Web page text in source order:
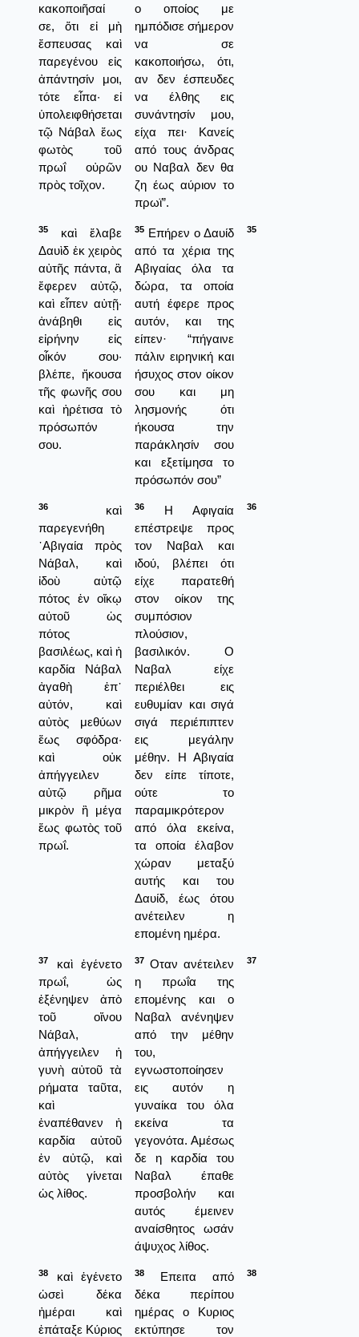
κακοποιῆσαί
σε, ὅτι εἰ μὴ
ἔσπευσας καὶ
παρεγένου εἰς
ἀπάντησίν μοι,
τότε εἶπα· εἰ
ὑπολειφθήσεται
τῷ Νάβαλ ἕως
φωτὸς τοῦ
πρωΐ οὐρῶν
πρὸς τοῖχον.
ο οποίος με
ημπόδισε σήμερον
να σε
κακοποιήσω, ότι,
αν δεν έσπευδες
να έλθης εις
συνάντησίν μου,
είχα πει· Κανείς
από τους άνδρας
ου Ναβαλ δεν θα
ζη έως αύριον το
πρωϊ”.
35
καὶ ἔλαβε
Δαυὶδ ἐκ χειρὸς
αὐτῆς πάντα, ἃ
ἔφερεν αὐτῷ,
καὶ εἶπεν αὐτῇ·
ἀνάβηθι εἰς
εἰρήνην εἰς
οἶκόν σου·
βλέπε, ἤκουσα
τῆς φωνῆς σου
καὶ ἠρέτισα τὸ
πρόσωπόν
σου.
35 Επήρεν ο Δαυίδ
από τα χέρια της
Αβιγαίας όλα τα
δώρα, τα οποία
αυτή έφερε προς
αυτόν, και της
είπεν· “πήγαινε
πάλιν ειρηνική και
ήσυχος στον οίκον
σου και μη
λησμονής ότι
ήκουσα την
παράκλησίν σου
και εξετίμησα το
πρόσωπόν σου”
35
36
καὶ
παρεγενήθη
᾿Αβιγαία πρὸς
Νάβαλ, καὶ
ἰδοὺ αὐτῷ
πότος ἐν οἴκῳ
αὐτοῦ ὡς
πότος
βασιλέως, καὶ ἡ
καρδία Νάβαλ
ἀγαθὴ ἐπ᾿
αὐτόν, καὶ
αὐτὸς μεθύων
ἕως σφόδρα·
καὶ οὐκ
ἀπήγγειλεν
αὐτῷ ρῆμα
μικρὸν ἢ μέγα
ἕως φωτὸς τοῦ
πρωΐ.
36
Η Αφιγαία
επέστρεψε προς
τον Ναβαλ και
ιδού, βλέπει ότι
είχε παρατεθή
στον οίκον της
συμπόσιον
πλούσιον,
βασιλικόν. Ο
Ναβαλ είχε
περιέλθει εις
ευθυμίαν και σιγά
σιγά περιέπιπτεν
εις μεγάλην
μέθην. Η Αβιγαία
δεν είπε τίποτε,
ούτε το
παραμικρότερον
από όλα εκείνα,
τα οποία έλαβον
χώραν μεταξύ
αυτής και του
Δαυίδ, έως ότου
ανέτειλεν η
επομένη ημέρα.
36
37
καὶ ἐγένετο
πρωΐ, ὡς
ἐξένηψεν ἀπὸ
τοῦ οἴνου
Νάβαλ,
ἀπήγγειλεν ἡ
γυνὴ αὐτοῦ τὰ
ρήματα ταῦτα,
καὶ
ἐναπέθανεν ἡ
καρδία αὐτοῦ
ἐν αὐτῷ, καὶ
αὐτὸς γίνεται
ὡς λίθος.
37 Οταν ανέτειλεν
η πρωΐα της
επομένης και ο
Ναβαλ ανένηψεν
από την μέθην
του,
εγνωστοποίησεν
εις αυτόν η
γυναίκα του όλα
εκείνα τα
γεγονότα. Αμέσως
δε η καρδία του
Ναβαλ έπαθε
προσβολήν και
αυτός έμεινεν
αναίσθητος ωσάν
άψυχος λίθος.
37
38
καὶ ἐγένετο
ὡσεὶ δέκα
ἡμέραι καὶ
ἐπάταξε Κύριος
38
Επειτα από
δέκα περίπου
ημέρας ο Κυριος
εκτύπησε τον
38